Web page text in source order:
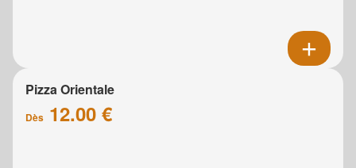
Pizza Orientale
Dès 12.00 €